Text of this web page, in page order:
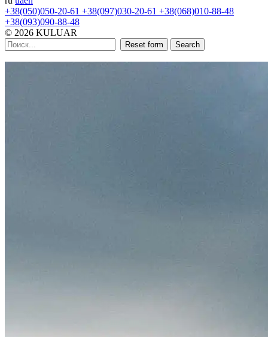
+38(050)050-20-61 +38(097)030-20-61 +38(068)010-88-48
+38(093)090-88-48
© 2026 KULUAR
Reset form Search